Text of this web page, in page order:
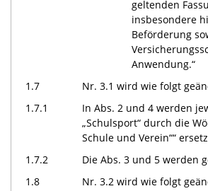
geltenden
insbesondere
Beförderung
Anwendung.“
1.7
Nr. 3.1 wird wie folgt
1.7.1
In Abs. 2 und 4 werden
„Schulsport“ durch die
Schule und Verein““
1.7.2
Die Abs. 3 und 5 werden
1.8
Nr. 3.2 wird wie folgt